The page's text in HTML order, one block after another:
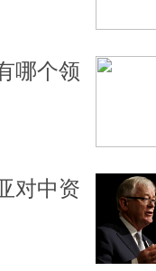
哪个领
对中资